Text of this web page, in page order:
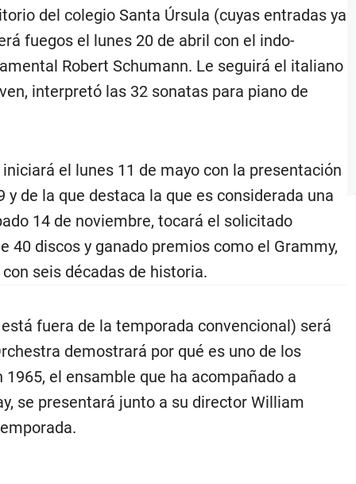
del colegio Santa Úrsula (cuyas entradas ya
fuegos el lunes 20 de abril con el indo-
Robert Schumann. Le seguirá el italiano
interpretó las 32 sonatas para piano de
el lunes 11 de mayo con la presentación
de la que destaca la que es considerada una
14 de noviembre, tocará el solicitado
40 discos y ganado premios como el Grammy,
seis décadas de historia.
fuera de la temporada convencional) será
demostrará por qué es uno de los
el ensamble que ha acompañado a
se presentará junto a su director William